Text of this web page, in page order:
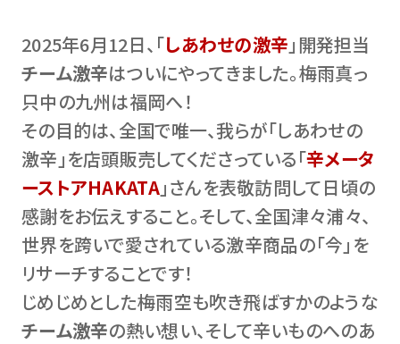
2025年6月12日、「しあわせの激辛 」開発担当
チーム激辛はついにやってきました。梅雨真っ
只中の九州は福岡へ！
その目的は、全国で唯一、我らが「しあわせの
激辛」を店頭販売してくださっている「辛メータ
ーストアHAKATA」さんを表敬訪問して日頃の
感謝をお伝えすること。そして、全国津々浦々、
世界を跨いで愛されている激辛商品の「今」を
リサーチすることです！
じめじめとした梅雨空も吹き飛ばすかのような
チーム激辛の熱い想い、そして辛いものへのあ